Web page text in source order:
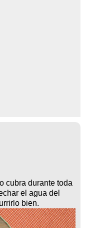
cubra durante toda
el agua del
bien.